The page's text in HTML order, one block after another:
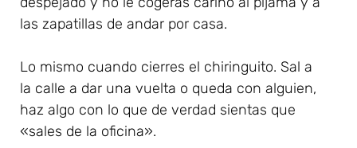
las zapatillas de andar por casa.
Lo mismo cuando cierres el chiringuito. Sal a
la calle a dar una vuelta o queda con alguien,
haz algo con lo que de verdad sientas que
«sales de la oficina».